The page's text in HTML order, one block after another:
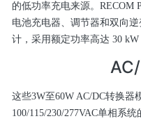
的低功率充电来源。RECOM
电池充电器、调节器和双向
计，采用额定功率高达 30
这些3W至60W AC/DC转换器
100/115/230/277VAC单相系